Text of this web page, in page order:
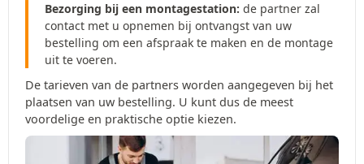
Bezorging bij een montagestation: de partner zal
contact met u opnemen bij ontvangst van uw
bestelling om een afspraak te maken en de montage
uit te voeren.
De tarieven van de partners worden aangegeven bij het
plaatsen van uw bestelling. U kunt dus de meest
voordelige en praktische optie kiezen.